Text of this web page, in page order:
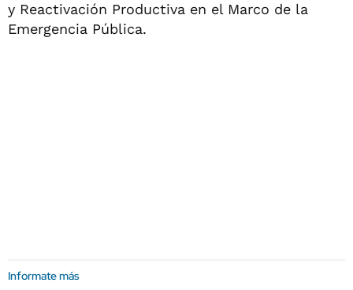
y Reactivación Productiva en el Marco de la
Emergencia Pública.
Informate más